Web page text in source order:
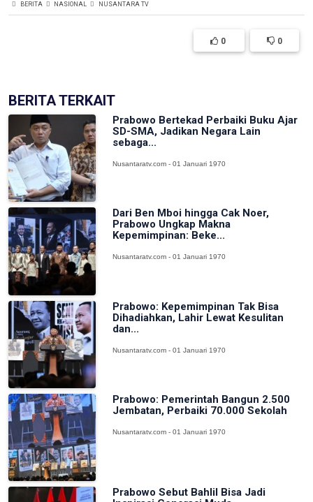
BERITA NASIONAL NUSANTARA TV
0 0
BERITA TERKAIT
Prabowo Bertekad Perbaiki Buku Ajar
SD-SMA, Jadikan Negara Lain
sebaga...
Nusantaratv.com - 01 Januari 1970
Dari Ben Mboi hingga Cak Noer,
Prabowo Ungkap Makna
Kepemimpinan: Beke...
Nusantaratv.com - 01 Januari 1970
Prabowo: Kepemimpinan Tak Bisa
Dihadiahkan, Lahir Lewat Kesulitan
dan...
Nusantaratv.com - 01 Januari 1970
Prabowo: Pemerintah Bangun 2.500
Jembatan, Perbaiki 70.000 Sekolah
Nusantaratv.com - 01 Januari 1970
Prabowo Sebut Bahlil Bisa Jadi